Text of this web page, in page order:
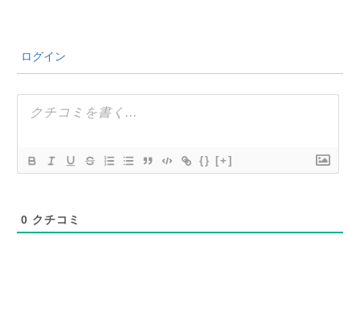
ログイン
{} [+]
0 クチコミ